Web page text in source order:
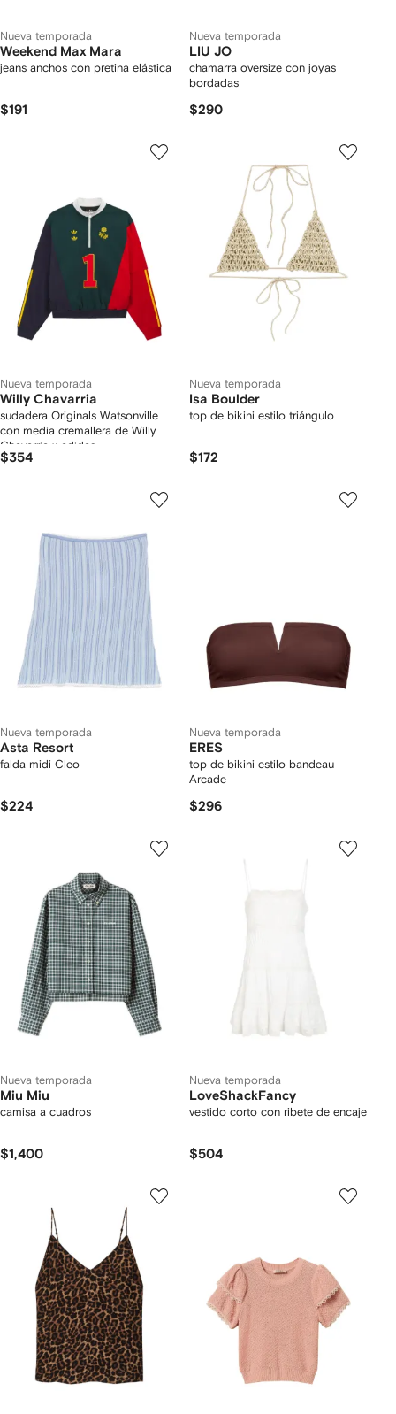
Nueva temporada
Weekend Max Mara
jeans anchos con pretina elástica
$191
Nueva temporada
LIU JO
chamarra oversize con joyas
bordadas
$290
Nueva temporada
Willy Chavarria
sudadera Originals Watsonville
con media cremallera de Willy
Chavarria x adidas
$354
Nueva temporada
Isa Boulder
top de bikini estilo triángulo
$172
Nueva temporada
Asta Resort
falda midi Cleo
$224
Nueva temporada
ERES
top de bikini estilo bandeau
Arcade
$296
Nueva temporada
Miu Miu
camisa a cuadros
$1,400
Nueva temporada
LoveShackFancy
vestido corto con ribete de encaje
$504